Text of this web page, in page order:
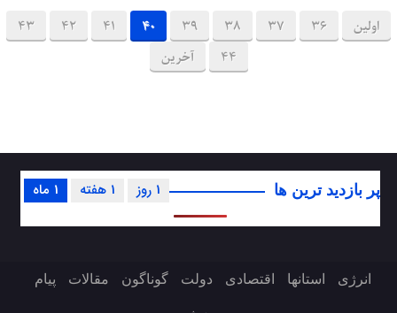
اولین 36
37
38
39
40
41
42
43
44
آخرین
پر بازدید ترین ها 1 ماه 1 هفته 1 روز
انرژی استانها اقتصادی دولت گوناگون مقالات پیام